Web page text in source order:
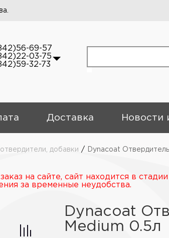
69-57
03-75
32-73
Доставка Новости
добавки / Dynacoat
на сайте, сайт находится в
за временные неудобства.
Dynacoat
Medium 0.5л